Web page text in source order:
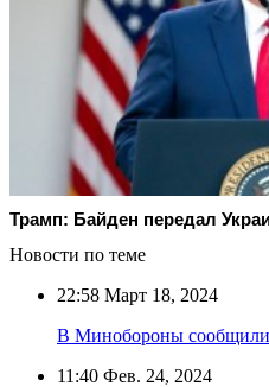
Трамп: Байден передал
Новости по теме
22:58 Март 18, 2024
В Минобороны сообщили
11:40 Фев. 24, 2024